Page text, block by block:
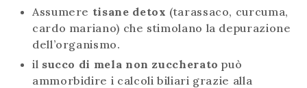
Assumere tisane detox (tarassaco, curcuma,
cardo mariano) che stimolano la depurazione
dell’organismo.
il succo di mela non zuccherato può
ammorbidire i calcoli biliari grazie alla